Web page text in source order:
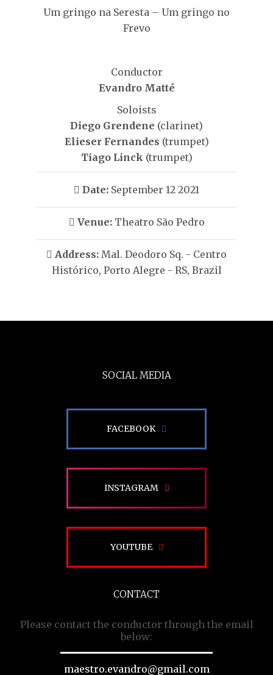
Um gringo na Seresta – Um gringo no
Frevo
Conductor
Evandro Matté
Soloists
Diego Grendene (clarinet)
Elieser Fernandes (trumpet)
Tiago Linck (trumpet)
Date: September 12 2021
Venue: Theatro São Pedro
Address: Mal. Deodoro Sq. - Centro
Histórico, Porto Alegre - RS, Brazil
SOCIAL MEDIA
FACEBOOK
INSTAGRAM
YOUTUBE
CONTACT
Please contact the conductor through the email
below:
maestro.evandro@gmail.com